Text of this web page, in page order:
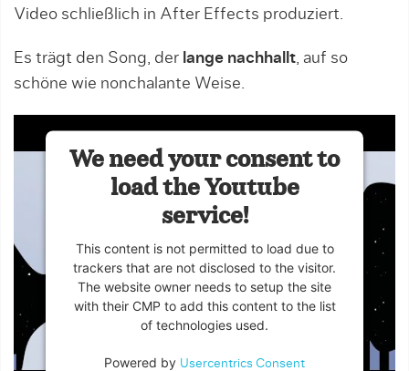
Video schließlich in After Effects produziert.
Es trägt den Song, der lange nachhallt, auf so
schöne wie nonchalante Weise.
We need your consent to
load the Youtube
service!
This content is not permitted to load due to
trackers that are not disclosed to the visitor.
The website owner needs to setup the site
with their CMP to add this content to the list
of technologies used.
Powered by Usercentrics Consent